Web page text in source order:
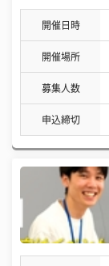
開催日時
開催場所
募集人数
申込締切